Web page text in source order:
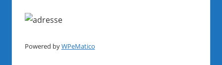
Powered byWPeMatico